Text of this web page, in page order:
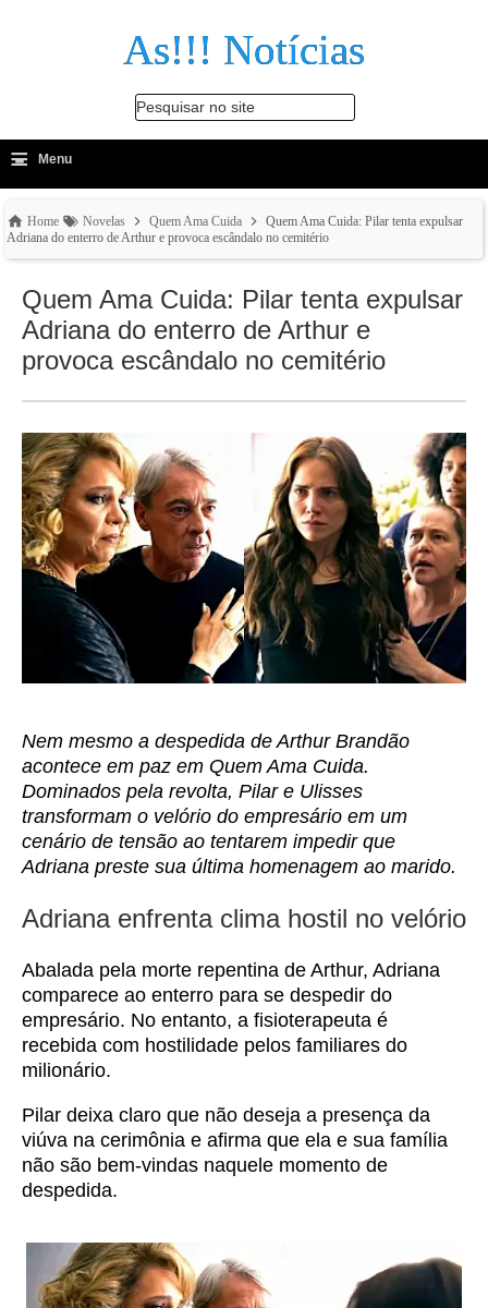
As!!! Notícias
Pesquisar no site
-
≡ Menu
Home Novelas Quem Ama Cuida
Quem Ama Cuida: Pilar tenta expulsar
Adriana do enterro de Arthur e provoca escândalo no cemitério
Quem Ama Cuida: Pilar tenta expulsar
Adriana do enterro de Arthur e
provoca escândalo no cemitério
Nem mesmo a despedida de Arthur Brandão
acontece em paz em Quem Ama Cuida.
Dominados pela revolta, Pilar e Ulisses
transformam o velório do empresário em um
cenário de tensão ao tentarem impedir que
Adriana preste sua última homenagem ao marido.
Adriana enfrenta clima hostil no velório
Abalada pela morte repentina de Arthur, Adriana
comparece ao enterro para se despedir do
empresário. No entanto, a fisioterapeuta é
recebida com hostilidade pelos familiares do
milionário.
Pilar deixa claro que não deseja a presença da
viúva na cerimônia e afirma que ela e sua família
não são bem-vindas naquele momento de
despedida.